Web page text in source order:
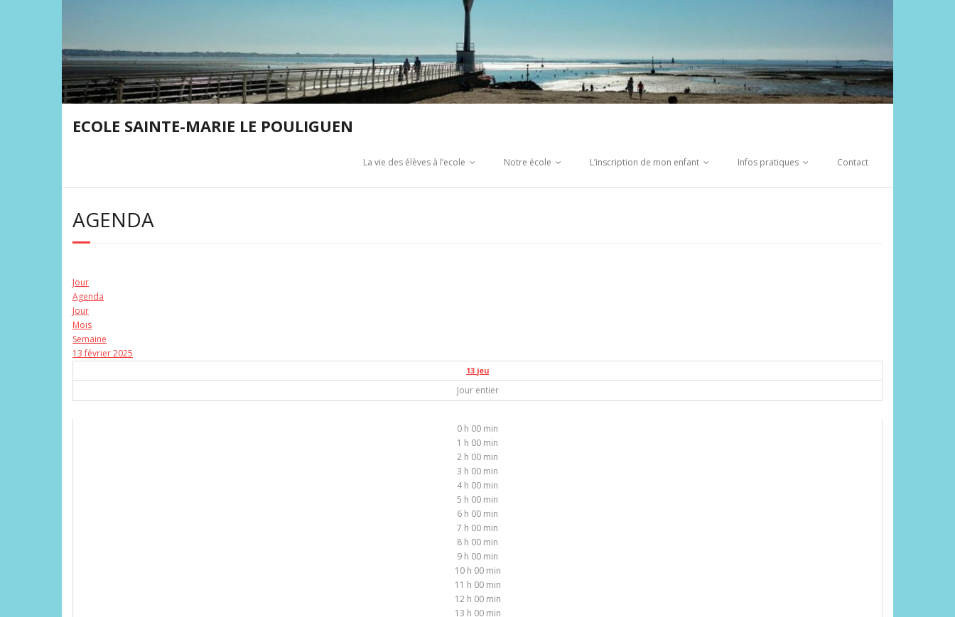
ECOLE SAINTE-MARIE LE POULIGUEN
La vie des élèves à l’ecole Notre école L’inscription de mon enfant Infos pratiques Contact
AGENDA
Jour
Agenda
Jour
Mois
Semaine
13 février 2025
13 jeu
Jour entier
0 h 00 min
1 h 00 min
2 h 00 min
3 h 00 min
4 h 00 min
5 h 00 min
6 h 00 min
7 h 00 min
8 h 00 min
9 h 00 min
10 h 00 min
11 h 00 min
12 h 00 min
13 h 00 min